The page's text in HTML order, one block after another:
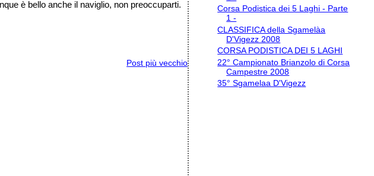
è bello anche il naviglio, non preoccuparti.
Post più vecchio
Corsa Podistica dei 5 Laghi - Parte
1 -
CLASSIFICA della Sgamelàa
D'Vigezz 2008
CORSA PODISTICA DEI 5 LAGHI
22° Campionato Brianzolo di Corsa
Campestre 2008
35° Sgamelaa D'Vigezz